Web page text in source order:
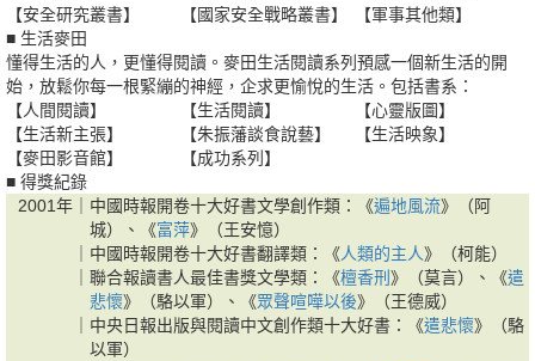
【安全研究叢書】
【國家安全戰略叢書】
【軍事其他類】
■ 生活麥田
懂得生活的人，更懂得閱讀。麥田生活閱讀系列預感一個新生活的開
始，放鬆你每一根緊繃的神經，企求更愉悅的生活。包括書系：
【人間閱讀】
【生活閱讀】
【心靈版圖】
【生活新主張】
【朱振藩談食說藝】
【生活映象】
【麥田影音館】
【成功系列】
■ 得獎紀錄
2001年｜ 中國時報開卷十大好書文學創作類：《遍地風流》（阿
城）、《富萍》（王安憶）
中國時報開卷十大好書翻譯類：《人類的主人》（柯能）
聯合報讀書人最佳書獎文學類：《檀香刑 》（莫言）、《遣
悲懷》（駱以軍）、《眾聲喧嘩以後》（王德威）
中央日報出版與閱讀中文創作類十大好書：《遣悲懷》（駱
以軍）